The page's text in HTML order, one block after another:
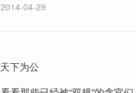
2014-04-29
天下为公